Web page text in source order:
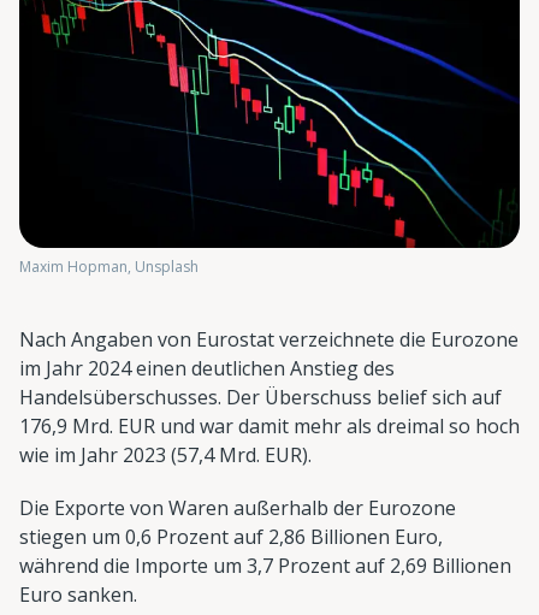
Maxim Hopman, Unsplash
Nach Angaben von Eurostat verzeichnete die Eurozone
im Jahr 2024 einen deutlichen Anstieg des
Handelsüberschusses. Der Überschuss belief sich auf
176,9 Mrd. EUR und war damit mehr als dreimal so hoch
wie im Jahr 2023 (57,4 Mrd. EUR).
Die Exporte von Waren außerhalb der Eurozone
stiegen um 0,6 Prozent auf 2,86 Billionen Euro,
während die Importe um 3,7 Prozent auf 2,69 Billionen
Euro sanken.